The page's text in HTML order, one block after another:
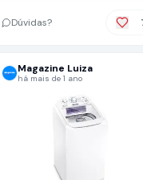
Dúvidas?
Magazine Luiza
há mais de 1 ano